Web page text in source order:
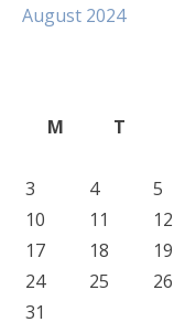
August 2024
M
T
3
4 5
10
11 12
17
18 19
24
25 26
31